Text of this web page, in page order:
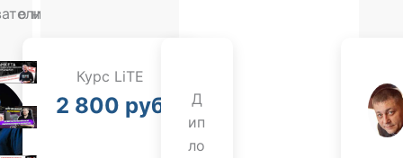
о нас
Курс LiTE
2 800 руб
Д
ип
ло